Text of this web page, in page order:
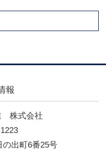
報
株式会社
の出町6番25号